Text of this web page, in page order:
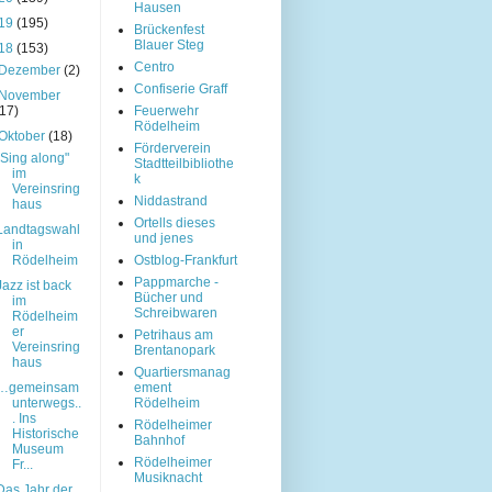
(195)
(153)
Dezember(2)
November
(18)
along"
im
Vereinsring
haus
in
Rödelheim
ist back
im
Rödelheim
er
Vereinsring
haus
unterwegs..
. Ins
Historische
Museum
Fr...
Hausen
Brückenfest
Blauer Steg
Centro
Confiserie Graff
Feuerwehr
Rödelheim
Förderverein
Stadtteilbibliothe
k
Niddastrand
Ortells dieses
und jenes
Ostblog-Frankfurt
Pappmarche -
Bücher und
Schreibwaren
Petrihaus am
Brentanopark
Quartiersmanag
ement
Rödelheim
Rödelheimer
Bahnhof
Rödelheimer
Musiknacht